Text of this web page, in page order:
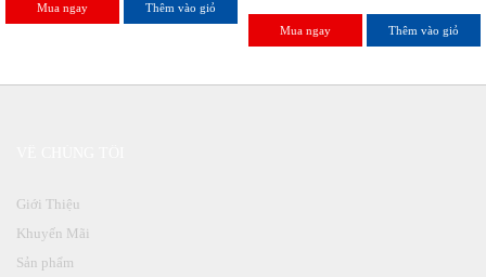
Mua ngay Thêm vào giỏ
Mua ngay Thêm vào giỏ
Giới Thiệu
Khuyến Mãi
Sản phẩm